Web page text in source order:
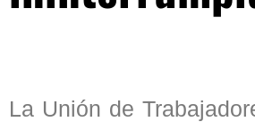
La Unión de